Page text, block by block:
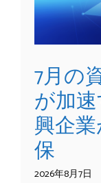
7月の
が加
興企
保
2026年8月7日